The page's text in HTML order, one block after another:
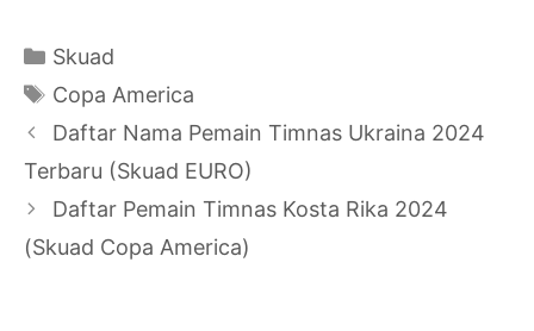
Kategori
Skuad
Tag
Copa America
Navigasi
Tulisan
Daftar Nama Pemain Timnas Ukraina 2024
Terbaru (Skuad EURO)
Daftar Pemain Timnas Kosta Rika 2024
(Skuad Copa America)